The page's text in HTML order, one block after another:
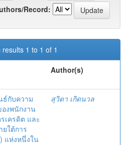
Record:
results 1 to 1 of 1
Author(s)
ธ์กับความ
งพนักงาน
เครดิต และ
ใต้การ
แห่งหนึ่งใน
สุวิดา เกิดนวล